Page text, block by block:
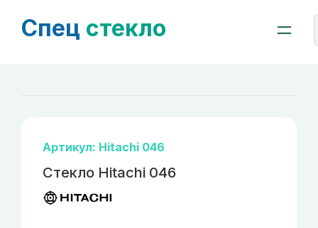
Спец стекло
Артикул: Hitachi 046
Стекло Hitachi 046